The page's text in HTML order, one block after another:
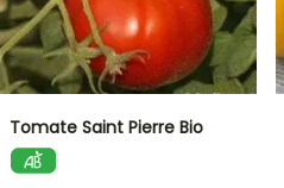
Tomate Saint Pierre Bio